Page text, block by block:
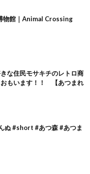
物館｜Animal Crossing
な住民モサキチのレトロ商
おもいます！！ 【あつまれ
ぬ #short #あつ森 #あつま